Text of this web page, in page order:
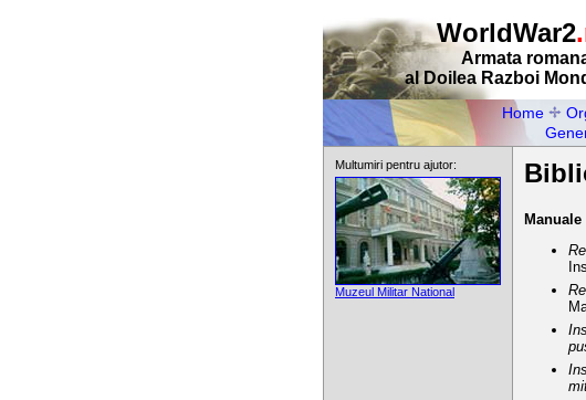
WorldWar2
Armata
al Doilea Razboi
Home
Multumiri pentru ajutor:
Muzeul Militar National
Manuale